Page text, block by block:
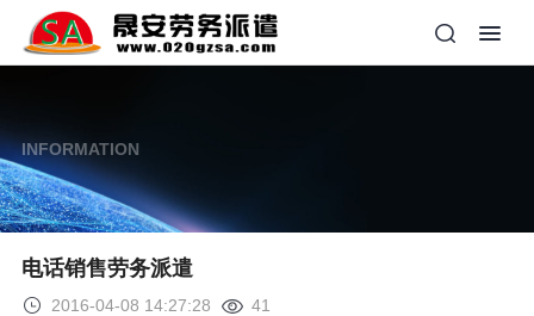
INFORMATION
电话销售劳务派遣
2016-04-08 14:27:28 41